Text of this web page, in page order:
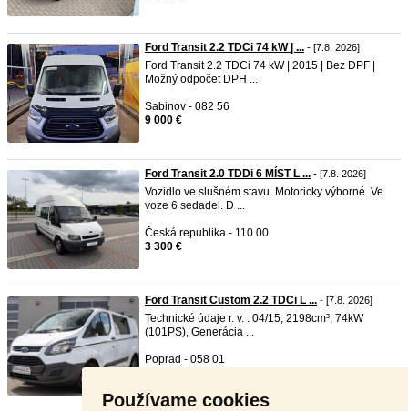
Používame cookies
Ford Transit 2.2 TDCi 74 kW | ... - [7.8. 2026]
Ford Transit 2.2 TDCi 74 kW | 2015 | Bez DPF |
Možný odpočet DPH ...
Sabinov - 082 56
9 000 €
Ford Transit 2.0 TDDi 6 MÍST L ... - [7.8. 2026]
Vozidlo ve slušném stavu. Motoricky výborné. Ve
voze 6 sedadel. D ...
Česká republika - 110 00
3 300 €
Ford Transit Custom 2.2 TDCi L ... - [7.8. 2026]
Technické údaje r. v. : 04/15, 2198cm³, 74kW
(101PS), Generácia ...
Poprad - 058 01